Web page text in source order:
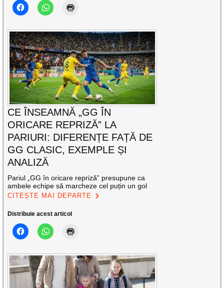
CE ÎNSEAMNĂ „GG ÎN
ORICARE REPRIZĂ” LA
PARIURI: DIFERENȚE FAȚĂ DE
GG CLASIC, EXEMPLE ȘI
ANALIZĂ
Pariul „GG în oricare repriză” presupune ca
ambele echipe să marcheze cel puțin un gol
CITEȘTE MAI DEPARTE
Distribuie acest articol